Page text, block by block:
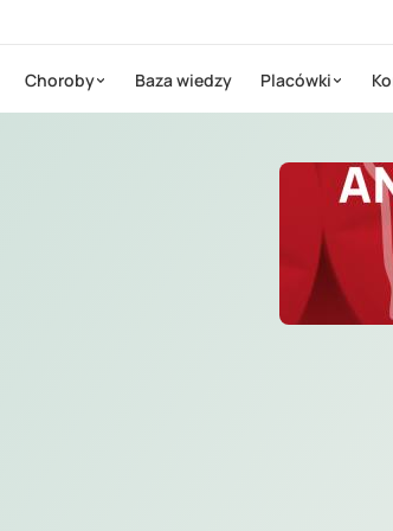
Choroby Baza wiedzy Placówki